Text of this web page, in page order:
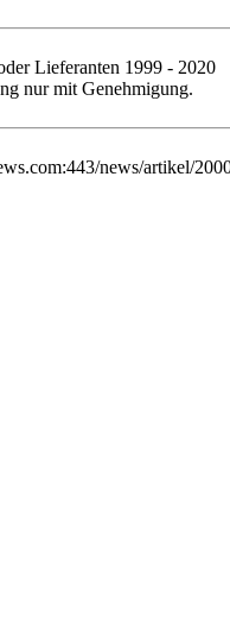
Lieferanten 1999 - 2020
nur mit Genehmigung.
news/artikel/